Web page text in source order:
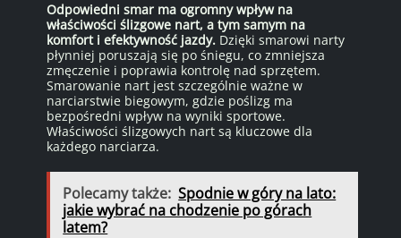
Odpowiedni smar ma ogromny wpływ na
właściwości ślizgowe nart, a tym samym na
komfort i efektywność jazdy. Dzięki smarowi narty
płynniej poruszają się po śniegu, co zmniejsza
zmęczenie i poprawia kontrolę nad sprzętem.
Smarowanie nart jest szczególnie ważne w
narciarstwie biegowym, gdzie poślizg ma
bezpośredni wpływ na wyniki sportowe.
Właściwości ślizgowych nart są kluczowe dla
każdego narciarza.
Polecamy także: Spodnie w góry na lato:
jakie wybrać na chodzenie po górach
latem?